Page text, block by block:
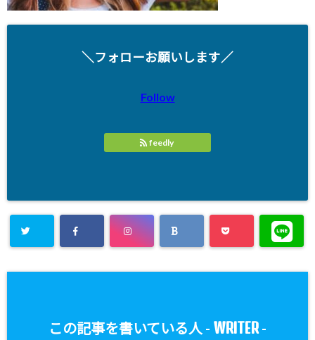
＼フォローお願いします／
Follow
feedly
この記事を書いている人 - WRITER-